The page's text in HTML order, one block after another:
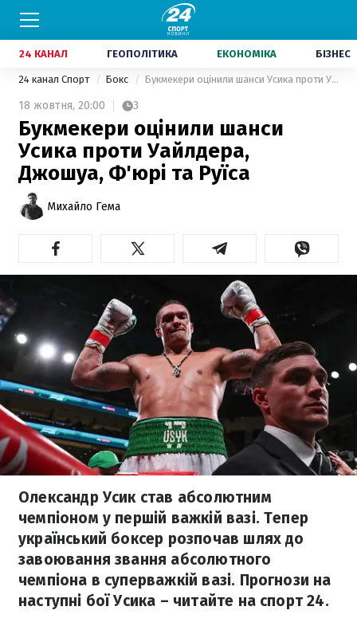
24 КАНАЛ ГЕОПОЛІТИКА ЕКОНОМІКА БІЗНЕС
24 канал Спорт Бокс Букмекери оцінили шанси Усика проти Уайлдера, Джошуа, Ф'юрі та Руїса
18 жовтня, 20:00 3
Букмекери оцінили шанси
Усика проти Уайлдера,
Джошуа, Ф'юрі та Руїса
Михайло Гема
Олександр Усик став абсолютним
чемпіоном у першій важкій вазі. Тепер
український боксер розпочав шлях до
завоювання звання абсолютного
чемпіона в суперважкій вазі. Прогнози на
наступні бої Усика – читайте на спорт 24.